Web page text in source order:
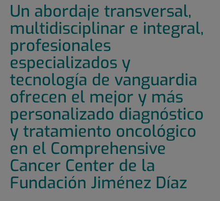
Un abordaje transversal,
multidisciplinar e integral,
profesionales
especializados y
tecnología de vanguardia
ofrecen el mejor y más
personalizado diagnóstico
y tratamiento oncológico
en el Comprehensive
Cancer Center de la
Fundación Jiménez Díaz